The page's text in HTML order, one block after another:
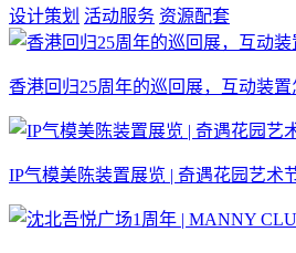
设计策划 活动服务 资源配套
香港回归25周年的巡回展，互动装置
IP气模美陈装置展览 | 奇遇花园艺术